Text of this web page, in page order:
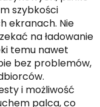
szybkości
ekranach. Nie
na ładowanie
temu nawet
bez problemów,
i możliwość
palca, co